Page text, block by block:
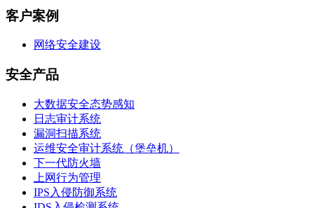
客户案例
网络安全建设
安全产品
大数据安全态势感知
日志审计系统
漏洞扫描系统
运维安全审计系统（堡垒机）
下一代防火墙
上网行为管理
IPS入侵防御系统